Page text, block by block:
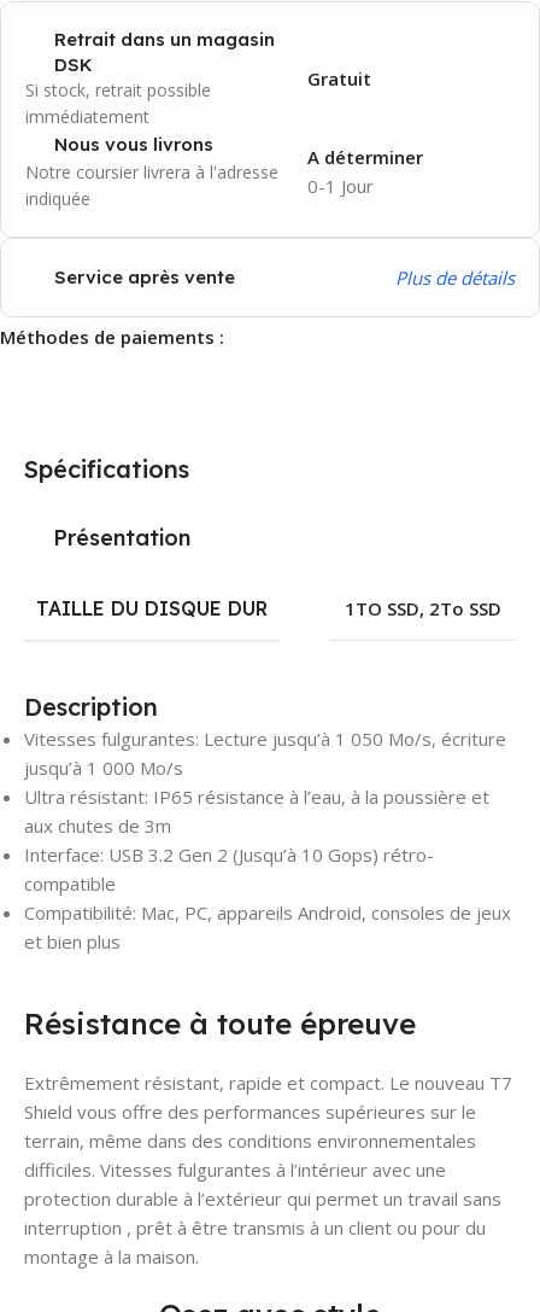
Retrait dans un magasin
DSK
Si stock, retrait possible
immédiatement
Gratuit
Nous vous livrons
Notre coursier livrera à l'adresse
indiquée
0-1 Jour
A déterminer
Service après vente Plus de détails
Méthodes de paiements :
Description
Vitesses fulgurantes: Lecture jusqu’à 1 050 Mo/s, écriture
jusqu’à 1 000 Mo/s
Ultra résistant: IP65 résistance à l’eau, à la poussière et
aux chutes de 3m
Interface: USB 3.2 Gen 2 (Jusqu’à 10 Gops) rétro-
compatible
Compatibilité: Mac, PC, appareils Android, consoles de jeux
et bien plus
Résistance à toute épreuve
Extrêmement résistant, rapide et compact. Le nouveau T7
Shield vous offre des performances supérieures sur le
terrain, même dans des conditions environnementales
difficiles. Vitesses fulgurantes à l’intérieur avec une
protection durable à l’extérieur qui permet un travail sans
interruption , prêt à être transmis à un client ou pour du
montage à la maison.
Spécifications
Présentation
TAILLE DU DISQUE DUR 1TO SSD, 2To SSD